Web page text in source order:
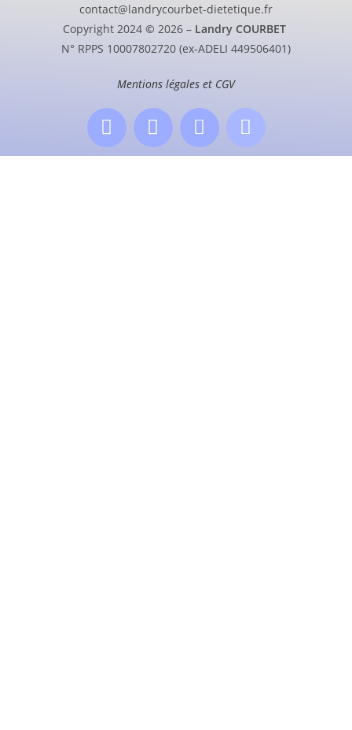
contact@landrycourbet-dietetique.fr
Copyright 2024 © 2026 – Landry COURBET
N° RPPS 10007802720 (ex-ADELI 449506401)
Mentions légales et CGV